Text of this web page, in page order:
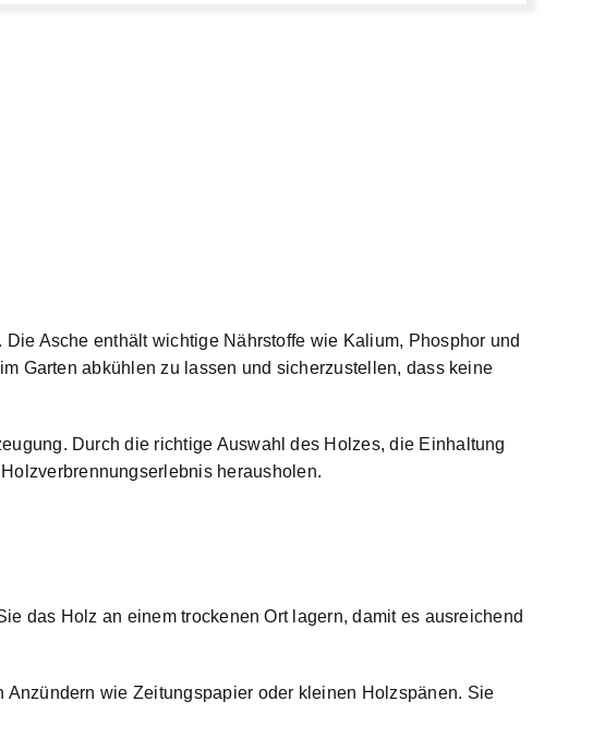
Asche enthält wichtige Nährstoffe wie Kalium, Phosphor und
Garten abkühlen zu lassen und sicherzustellen, dass keine
Durch die richtige Auswahl des Holzes, die Einhaltung
herausholen.
das Holz an einem trockenen Ort lagern, damit es ausreichend
wie Zeitungspapier oder kleinen Holzspänen. Sie